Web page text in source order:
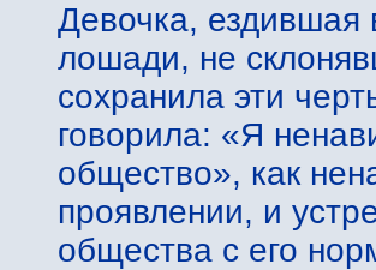
Девочка, ездившая
лошади, не
сохранила эти
говорила: «Я
общество», как
проявлении, и
общества с его